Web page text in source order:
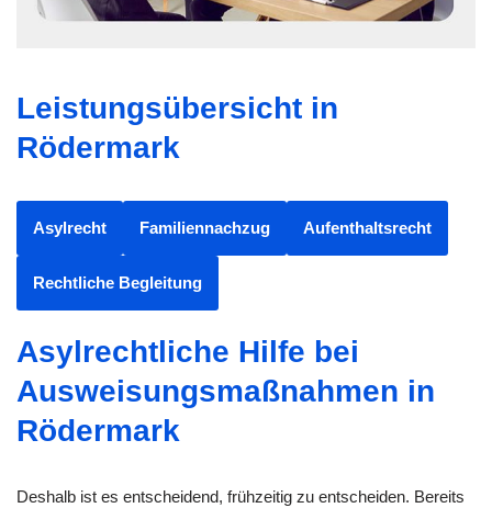
Leistungsübersicht in
Rödermark
Asylrecht Familiennachzug Aufenthaltsrecht
Rechtliche Begleitung
Asylrechtliche Hilfe bei
Ausweisungsmaßnahmen in
Rödermark
Deshalb ist es entscheidend, frühzeitig zu entscheiden. Bereits